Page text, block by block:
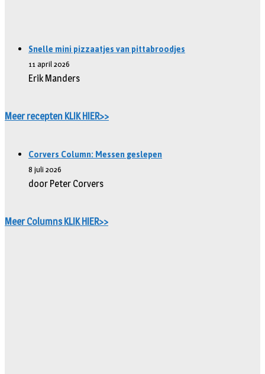
Snelle mini pizzaatjes van pittabroodjes
11 april 2026
Erik Manders
Meer recepten KLIK HIER>>
Corvers Column: Messen geslepen
8 juli 2026
door Peter Corvers
Meer Columns KLIK HIER>>